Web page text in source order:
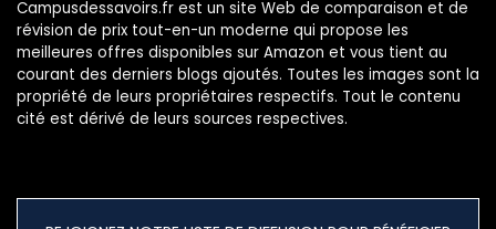
Campusdessavoirs.fr est un site Web de comparaison et de
révision de prix tout-en-un moderne qui propose les
meilleures offres disponibles sur Amazon et vous tient au
courant des derniers blogs ajoutés. Toutes les images sont la
propriété de leurs propriétaires respectifs. Tout le contenu
cité est dérivé de leurs sources respectives.